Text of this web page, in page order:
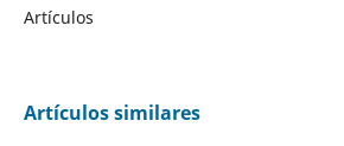
Artículos
Artículos similares